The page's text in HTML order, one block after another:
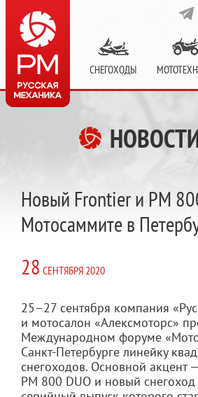
СНЕГОХОДЫ
Новый Frontier и РМ
Мотосаммите в
28 СЕНТЯБРЯ 2020
25–27 сентября компания
и мотосалон «Алексмоторс»
Международном форуме
Санкт-Петербурге линейку
снегоходов. Основной акцент
РМ 800 DUO и новый